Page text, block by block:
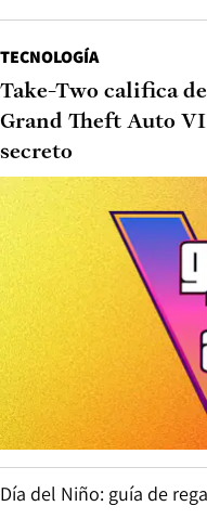
TECNOLOGÍA
Take-Two califica
Grand Theft Auto
secreto
Día del Niño: guía de